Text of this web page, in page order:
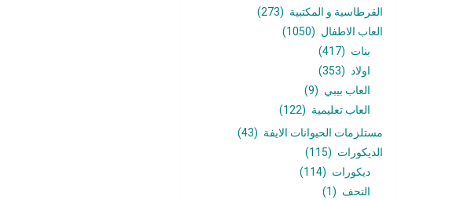
القرطاسية و المكتبية (273)
العاب الاطفال (1050)
بنات (417)
اولاد
(353)
العاب بيبي (9)
العاب تعليمية (122)
مستلزمات الحيوانات الايفة (43)
الديكورات (115)
ديكورات (114)
التحف (1)